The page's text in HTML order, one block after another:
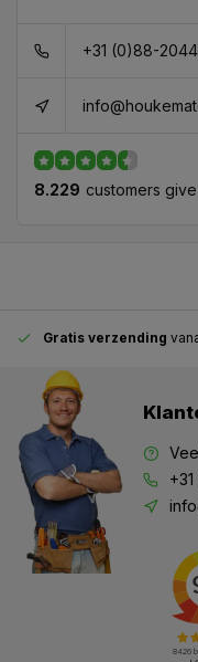
+31 (0)88-
8.229 customers give
Gratis verzending